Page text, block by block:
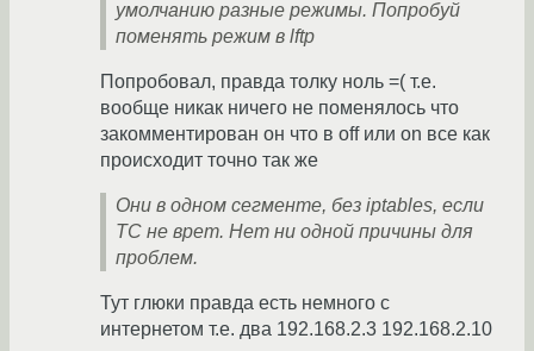
умолчанию разные режимы. Попробуй
поменять режим в lftp
Попробовал, правда толку ноль =( т.е.
вообще никак ничего не поменялось что
закомментирован он что в off или on все как
происходит точно так же
Они в одном сегменте, без iptables, если
ТС не врет. Нет ни одной причины для
проблем.
Тут глюки правда есть немного с
интернетом т.е. два 192.168.2.3 192.168.2.10